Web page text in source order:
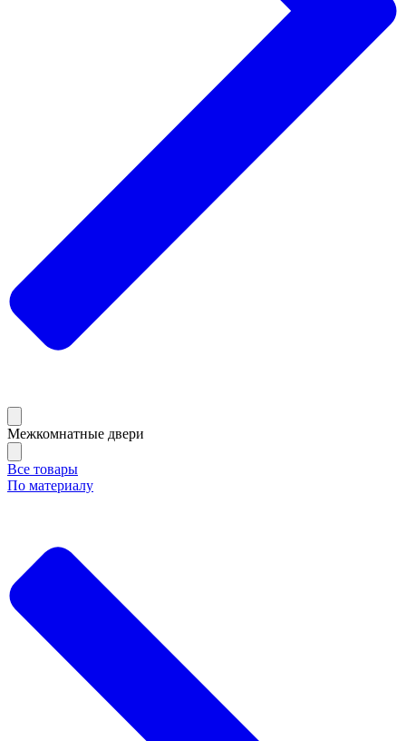
Межкомнатные двери
Все товары
По материалу